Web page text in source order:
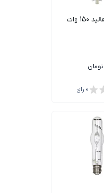
لامپ متال هالید 150 وات
تومان
0 رای